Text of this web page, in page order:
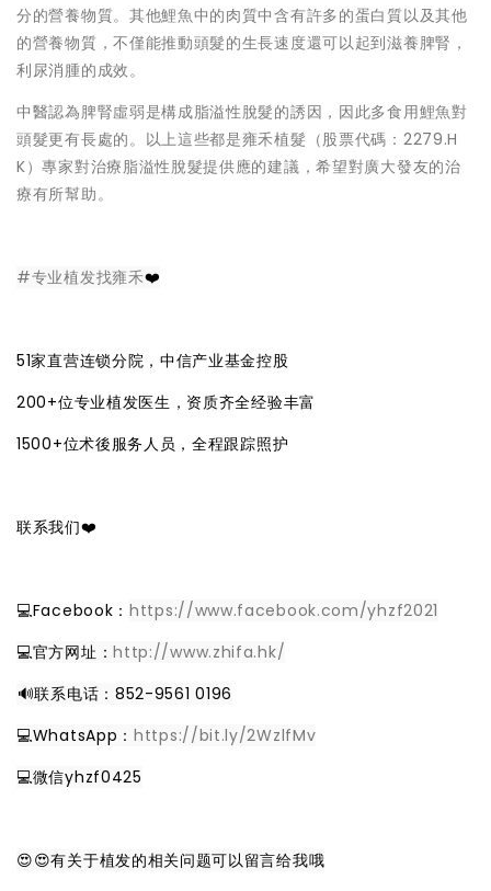
分的營養物質。其他鯉魚中的肉質中含有許多的蛋白質以及其他
的營養物質，不僅能推動頭髮的生長速度還可以起到滋養脾腎，
利尿消腫的成效。
中醫認為脾腎虛弱是構成脂溢性脫髮的誘因，因此多食用鯉魚對
頭髮更有長處的。以上這些都是雍禾植髮（股票代碼：2279.H
K）專家對治療脂溢性脫髮提供應的建議，希望對廣大發友的治
療有所幫助。
#专业植发找雍禾❤️
51家直营连锁分院，中信产业基金控股
200+位专业植发医生，资质齐全经验丰富
1500+位术後服务人员，全程跟踪照护
联系我们❤️
💻Facebook： https://www.facebook.com/yhzf2021
💻官方网址：http://www.zhifa.hk/
️🔊联系电话：852-9561 0196
💻WhatsApp： https://bit.ly/2WzlfMv
💻微信yhzf0425
😍😍有关于植发的相关问题可以留言给我哦